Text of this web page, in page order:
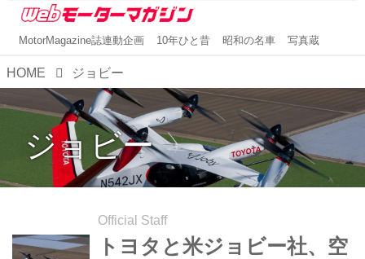
MotorMagazine誌連動企画 10年ひと昔 昭和の名車 写真蔵
HOME ジョビー
ジョビー
Official Staff
トヨタと米ジョビー社、空